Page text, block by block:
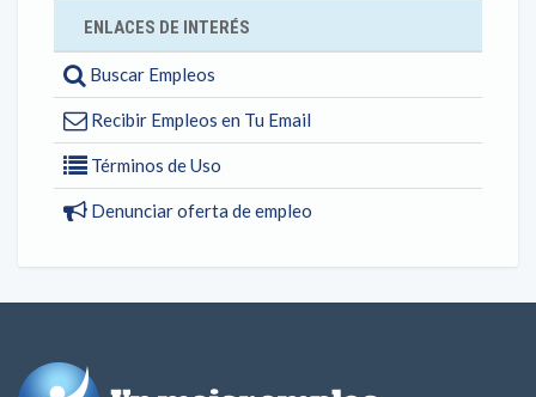
ENLACES DE INTERÉS
Buscar Empleos
Recibir Empleos en Tu Email
Términos de Uso
Denunciar oferta de empleo